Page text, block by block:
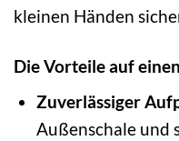
kleinen Händen
Die Vorteile auf
Zuverlässiger
Außenschale und